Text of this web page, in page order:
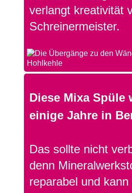
verlangt kreativität
Schreinermeister.
Diese Mixa Spüle
einige Jahre in
Das sollte nicht
denn
reparabel und kann